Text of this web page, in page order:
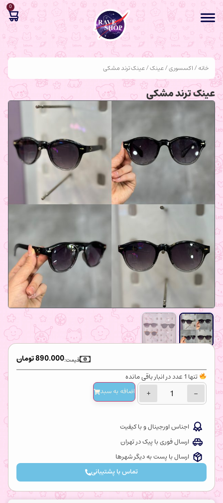
0
خانه/اکسسوری/عینک/ عینک ترند مشکی
عینک ترند مشکی
890.000تومان قیمت:
تنها 1 عدد در انبار باقی مانده
−
+ اضافه‌ به سبد
اجناس اورجینال و با کیفیت
ارسال فوری با پیک در تهران
ارسال با پست به دیگر شهرها
تماس با پشتیبانی